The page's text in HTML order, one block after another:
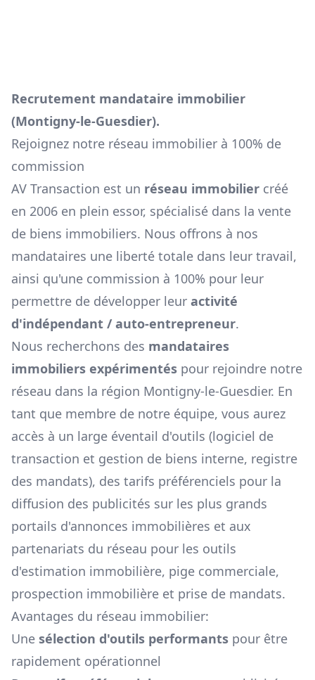
Recrutement mandataire immobilier
(Montigny-le-Guesdier).
Rejoignez notre réseau immobilier à 100% de
commission
AV Transaction est un réseau immobilier créé
en 2006 en plein essor, spécialisé dans la vente
de biens immobiliers. Nous offrons à nos
mandataires une liberté totale dans leur travail,
ainsi qu'une commission à 100% pour leur
permettre de développer leur activité
d'indépendant / auto-entrepreneur.
Nous recherchons des mandataires
immobiliers expérimentés pour rejoindre notre
réseau dans la région Montigny-le-Guesdier. En
tant que membre de notre équipe, vous aurez
accès à un large éventail d'outils (logiciel de
transaction et gestion de biens interne, registre
des mandats), des tarifs préférenciels pour la
diffusion des publicités sur les plus grands
portails d'annonces immobilières et aux
partenariats du réseau pour les outils
d'estimation immobilière, pige commerciale,
prospection immobilière et prise de mandats.
Avantages du réseau immobilier:
Une sélection d'outils performants pour être
rapidement opérationnel